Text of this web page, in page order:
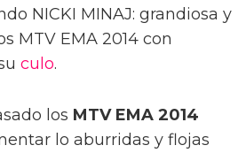
NICKI MINAJ: grandiosa y
MTV EMA 2014 con
culo.
los MTV EMA 2014
lo aburridas y flojas